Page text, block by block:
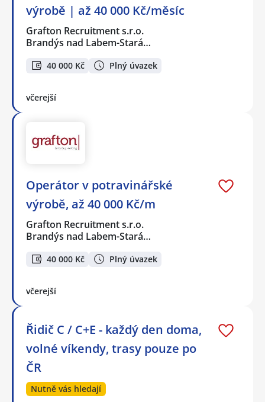
výrobě | až 40 000 Kč/měsíc
Grafton Recruitment s.r.o.
Brandýs nad Labem-Stará…
40 000 Kč Plný úvazek
včerejší
Operátor v potravinářské
výrobě, až 40 000 Kč/m
Grafton Recruitment s.r.o.
Brandýs nad Labem-Stará…
40 000 Kč Plný úvazek
včerejší
Řidič C / C+E - každý den doma,
volné víkendy, trasy pouze po
ČR
Nutně vás hledají